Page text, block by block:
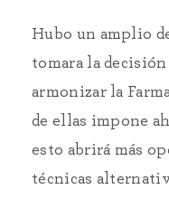
Hubo un amplio
tomara la
armonizar la
de ellas impone
esto abrirá más
técnicas